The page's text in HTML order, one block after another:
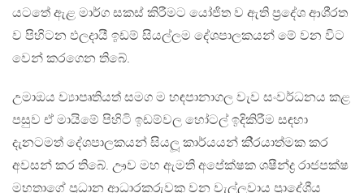
යටතේ ඇළ මාර්ග සකස් කිරීමට යෝජිත ව ඇති ප‍්‍රදේශ ආශි‍්‍රත
ව පිහිටන ඵලදායී ඉඩම් සියල්ලම දේශපාලකයන් මේ වන විට
වෙන් කරගෙන තිබේ.
උමාඔය ව්‍යාපෘතියත් සමග ම හඳපානාගල වැව සංවර්ධනය කළ
පසුව ඒ මායිමේ පිහිටි ඉඩම්වල හෝටල් ඉදිකිරීම සඳහා
දැනටමත් දේශපාලකයන් සියලූ කාර්යයන් කි‍්‍රයාත්මක කර
අවසන් කර තිබේ. ඌව මහ ඇමති අපේක්ෂක ශෂීන්ද්‍ර රාජපක්ෂ
මහතාගේ ප‍්‍රධාන ආධාරකරුවකු වන වැල්ලවාය ප‍්‍රාදේශීය